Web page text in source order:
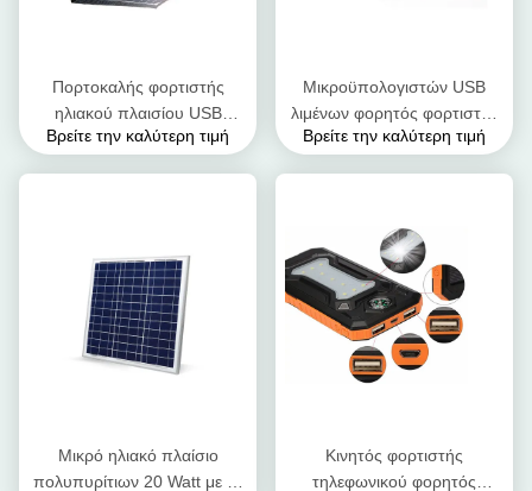
Πορτοκαλής φορτιστής
ηλιακού πλαισίου USB
χρώματος, φορητός
Βρείτε την καλύτερη τιμή
Μικροϋπολογιστών USB
λιμένων φορητός φορτιστής
μπαταριών 12 βολτ ηλιακός
Βρείτε την καλύτερη τιμή
Μικρό ηλιακό πλαίσιο
πολυπυρίτιων 20 Watt με το
Κινητός φορτιστής
τηλεφωνικού φορητός